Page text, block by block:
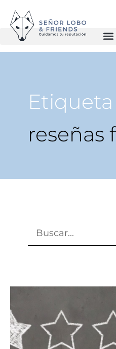
Etiqueta
reseñas